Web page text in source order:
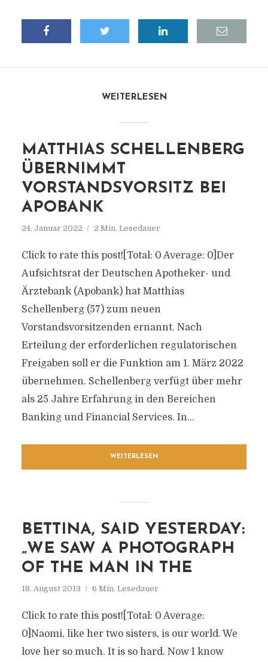
WEITERLESEN
MATTHIAS SCHELLENBERG
ÜBERNIMMT
VORSTANDSVORSITZ BEI
APOBANK
24. Januar 2022 2 Min. Lesedauer
Click to rate this post![Total: 0 Average: 0]Der
Aufsichtsrat der Deutschen Apotheker- und
Ärztebank (Apobank) hat Matthias
Schellenberg (57) zum neuen
Vorstandsvorsitzenden ernannt. Nach
Erteilung der erforderlichen regulatorischen
Freigaben soll er die Funktion am 1. März 2022
übernehmen. Schellenberg verfügt über mehr
als 25 Jahre Erfahrung in den Bereichen
Banking und Financial Services. In...
WEITERLESEN
BETTINA, SAID YESTERDAY:
„WE SAW A PHOTOGRAPH
OF THE MAN IN THE
18. August 2013 6 Min. Lesedauer
Click to rate this post![Total: 0 Average:
0]Naomi, like her two sisters, is our world. We
love her so much. It is so hard. Now I know